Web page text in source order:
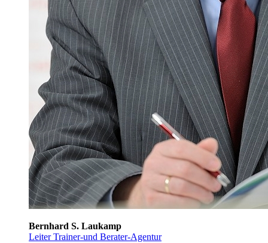
Bernhard S. Laukamp
Leiter Trainer-und Berater-Agentur